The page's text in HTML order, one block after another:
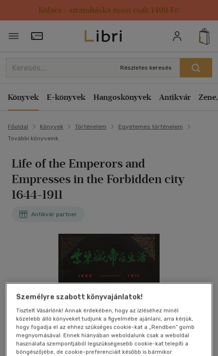
Kulacs / strandtáska most csak 1499 Ft!
Törzsvásárlói Kártya adatai
Részletes keresés
Könyvek E-könyvek Hangoskönyvek Antikvár
Főoldal Könyvek Történelem
Egyetemes történelem
További könyveink
Life of the Emperors and
Empresses in the Forbidden city
1644-1911
Antikvár partner
Személyre szabott könyvajánlatok!
Tisztelt Vásárlónk! Annak érdekében, hogy az ízléséhez minél
közelebb álló könyveket tudjunk a figyelmébe ajánlani, arra kérjük,
hogy fogadja el az ehhez szükséges cookie-kat a „Rendben” gomb
megnyomásával. Ennek hiányában weboldalunk csak a weboldal
használata szempontjából legszükségesebb cookie-kat telepíti a
böngészőjébe, de cookie-preferenciáit később is bármikor